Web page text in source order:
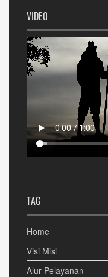
VIDEO
TAG
Home
Visi Misi
Alur Pelayanan